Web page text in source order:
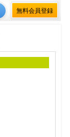
無料会員登録